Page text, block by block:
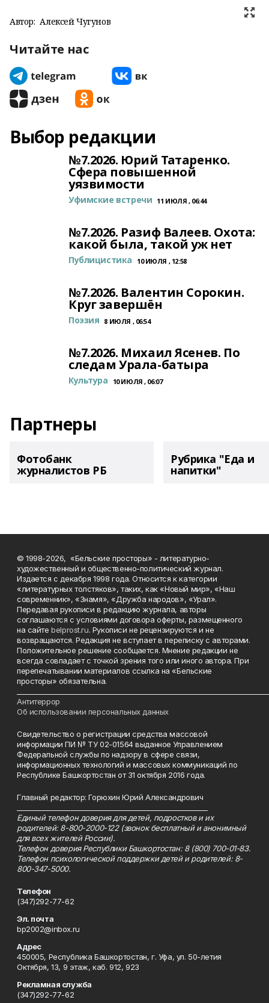
Автор: Алексей Чугунов
Читайте нас
Выбор редакции
№7.2026. Юрий Татаренко.
Сфера повышенной
уязвимости
Уфимские встречи 11 ИЮЛЯ , 06:44
№7.2026. Разиф Валеев. Охота:
какой была, такой уж нет
Публицистика 10 ИЮЛЯ , 12:58
№7.2026. Валентин Сорокин.
Круг завершён
Поэзия 8 ИЮЛЯ , 06:54
№7.2026. Михаил Ясенев. По
следам Урала-батыра
Культура 10 ИЮЛЯ , 06:07
Партнеры
Фотобанк
журналистов РБ
Рубрика "Еда и
напитки"
© 1998-2026, «Бельские просторы» - литературно-
художественный и общественно-политический журнал.
Издается с декабря 1998 года. Относится к категории
«литературных толстяков», таких, как «Новый мир», «Наш
современник», «Знамя», «Дружба народов», «Урал».
Передавая рукописи в редакцию журнала, авторы
соглашаются с условиями договора оферты, размещенного
на сайтеbelprost.ru. Рукописи не рецензируются и не
возвращаются. Редакция не вступает в переписку с авторами.
Положительное решение сообщается. Мнение редакции не
всегда совпадает с точкой зрения того или иного автора. При
перепечатывании материалов ссылка на «Бельские
просторы» обязательна.
Антитеррор
Об использовании персональных данных
Свидетельство о регистрации средства массовой
информации ПИ № ТУ 02-01564 выданное Управлением
Федеральной службы по надзору в сфере связи,
информационных технологий и массовых коммуникаций по
Республике Башкортостан от 31 октября 2016 года.
Главный редактор: Горюхин Юрий Александрович
Единый телефон доверия для детей, подростков и их
родителей: 8-800-2000-122 (звонок бесплатный и анонимный
для всех жителей России).
Телефон доверия Республики Башкортостан: 8 (800) 700-01-83.
Телефон психологической поддержки детей и родителей: 8-
800-347-5000.
Телефон
(347)292-77-62
Эл. почта
bp2002@inbox.ru
Адрес
450005, Республика Башкортостан, г. Уфа, ул. 50-летия
Октября, 13, 9 этаж, каб. 912, 923
Рекламная служба
(347)292-77-62